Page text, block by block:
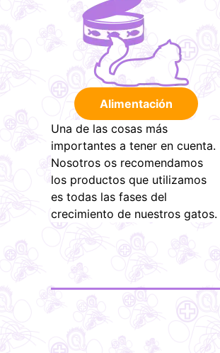
Alimentación
Una de las cosas más
importantes a tener en cuenta.
Nosotros os recomendamos
los productos que utilizamos
es todas las fases del
crecimiento de nuestros gatos.